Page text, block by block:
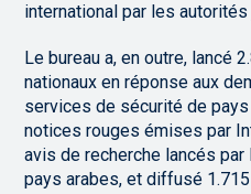
international par les
Le bureau a, en outre, lancé
nationaux en réponse aux
services de sécurité de pays
notices rouges émises par
avis de recherche lancés
pays arabes, et diffusé